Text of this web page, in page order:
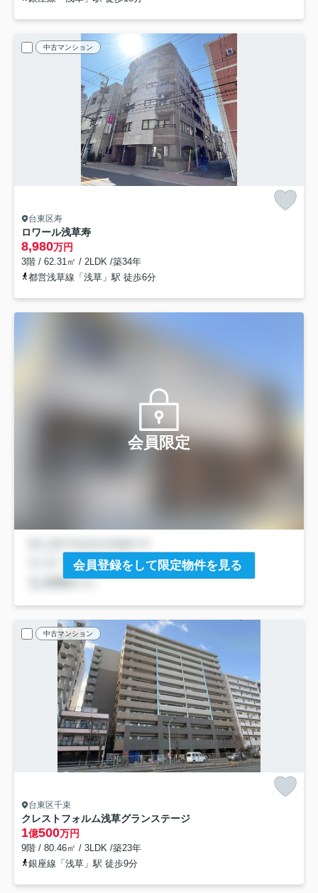
中古マンション
台東区寿
ロワール浅草寿
8,980万円
3階 / 62.31㎡ / 2LDK /築34年
都営浅草線「浅草」駅 徒歩6分
会員限定
会員登録をして限定物件を見る
中古マンション
台東区千束
クレストフォルム浅草グランステージ
1億500万円
9階 / 80.46㎡ / 3LDK /築23年
銀座線「浅草」駅 徒歩9分